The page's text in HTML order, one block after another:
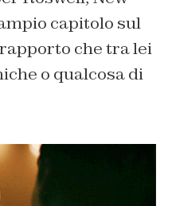
capitolo sul
che tra lei
o qualcosa di